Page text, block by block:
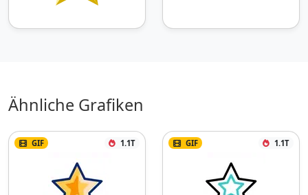
Ähnliche Grafiken
GIF 1.1T GIF 1.1T